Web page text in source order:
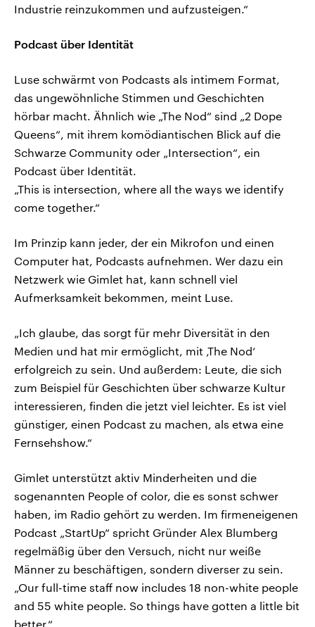
Industrie reinzukommen und aufzusteigen.“
Podcast über Identität
Luse schwärmt von Podcasts als intimem Format,
das ungewöhnliche Stimmen und Geschichten
hörbar macht. Ähnlich wie „The Nod“ sind „2 Dope
Queens“, mit ihrem komödiantischen Blick auf die
Schwarze Community oder „Intersection“, ein
Podcast über Identität.
„This is intersection, where all the ways we identify
come together.“
Im Prinzip kann jeder, der ein Mikrofon und einen
Computer hat, Podcasts aufnehmen. Wer dazu ein
Netzwerk wie Gimlet hat, kann schnell viel
Aufmerksamkeit bekommen, meint Luse.
„Ich glaube, das sorgt für mehr Diversität in den
Medien und hat mir ermöglicht, mit ‚The Nod‘
erfolgreich zu sein. Und außerdem: Leute, die sich
zum Beispiel für Geschichten über schwarze Kultur
interessieren, finden die jetzt viel leichter. Es ist viel
günstiger, einen Podcast zu machen, als etwa eine
Fernsehshow.“
Gimlet unterstützt aktiv Minderheiten und die
sogenannten People of color, die es sonst schwer
haben, im Radio gehört zu werden. Im firmeneigenen
Podcast „StartUp“ spricht Gründer Alex Blumberg
regelmäßig über den Versuch, nicht nur weiße
Männer zu beschäftigen, sondern diverser zu sein.
„Our full-time staff now includes 18 non-white people
and 55 white people. So things have gotten a little bit
better.“